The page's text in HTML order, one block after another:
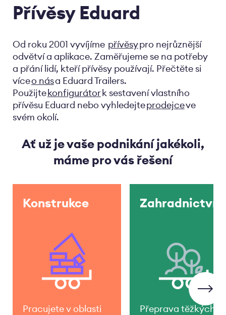
Přívěsy Eduard
Od roku 2001 vyvíjíme přívěsypro nejrůznější
odvětví a aplikace. Zaměřujeme se na potřeby
a přání lidí, kteří přívěsy používají. Přečtěte si
víceo nása Eduard Trailers.
Použijtekonfigurátork sestavení vlastního
přívěsu Eduard nebo vyhledejteprodejceve
svém okolí.
Ať už je vaše podnikání jakékoli,
máme pro vás řešení
Konstrukce
Pracujete v oblasti
Zahradnictví
Přeprava těžkých